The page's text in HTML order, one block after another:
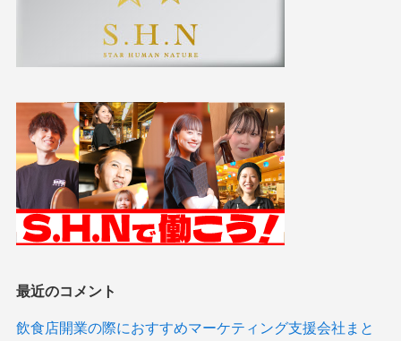
最近のコメント
飲食店開業の際におすすめマーケティング支援会社まと